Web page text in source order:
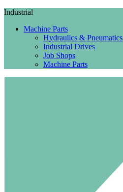
Industrial
Machine Parts
Hydraulics & Pneumatics
Industrial Drives
Job Shops
Machine Parts